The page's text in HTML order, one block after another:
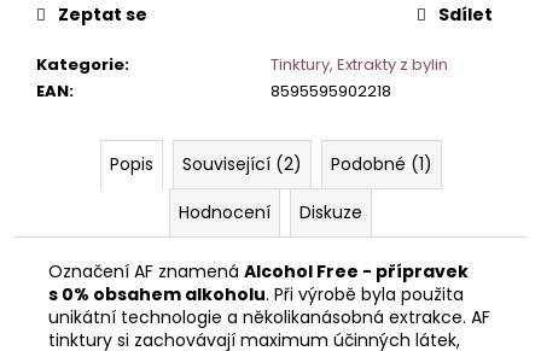
Kategorie:
Tinktury, Extrakty z bylin
EAN: 8595595902218
Zeptat se Sdílet
Popis Související (2)
Podobné (1)
Hodnocení
Diskuze
Označení AF znamená Alcohol Free - přípravek
s 0% obsahem alkoholu. Při výrobě byla použita
unikátní technologie a několikanásobná extrakce. AF
tinktury si zachovávají maximum účinných látek,